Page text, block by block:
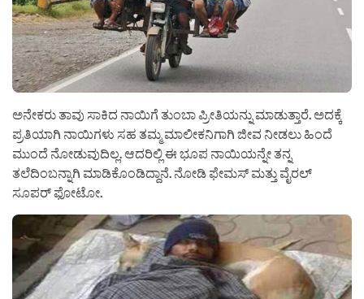
ಅನೇಕರು ತಾವು ಸಾಕಿದ ನಾಯಿಗೆ ತುಂಬಾ ಪ್ರೀತಿಯನ್ನು ಮಾಡುತ್ತಾರೆ. ಅದಕ್ಕೆ
ಪ್ರತಿಯಾಗಿ ನಾಯಿಗಳು ಸಹ ತಮ್ಮ ಮಾಲೀಕನಿಗಾಗಿ ಜೀವ ನೀಡಲು ಹಿಂದೆ
ಮುಂದೆ ನೋಡುವುದಿಲ್ಲ. ಆದರಿಲ್ಲಿ ಈ ಭೂಪ ನಾಯಿಯನ್ನೇ ತನ್ನ
ತಲೆದಿಂಬನ್ನಾಗಿ ಮಾಡಿಕೊಂಡಿದ್ದಾನೆ. ನೋಡಿ ಫೇಮಸ್ ಮತ್ತು ವೈರಲ್
ಸೂಪರ್ ಫೋಟೋ.